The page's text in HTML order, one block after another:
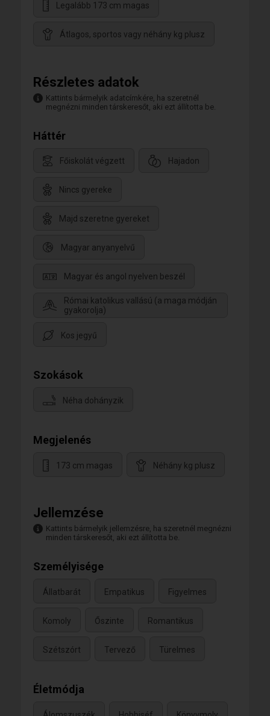
Legalább 173 cm magas
Átlagos, sportos vagy néhány kg plusz
Részletes adatok
Kattints bármelyik adatcímkére, ha szeretnél
megnézni minden társkeresőt, aki ezt állította be.
Háttér
Főiskolát végzett Hajadon
Nincs gyereke
Majd szeretne gyereket
Magyar anyanyelvű
Magyar és angol nyelven beszél
Római katolikus vallású (a maga módján
gyakorolja)
Kos jegyű
Szokások
Néha dohányzik
Megjelenés
173 cm magas Néhány kg plusz
Jellemzése
Kattints bármelyik jellemzésre, ha szeretnél megnézni
minden társkeresőt, aki ezt állította be.
Személyisége
Állatbarát Empatikus Figyelmes
Komoly Őszinte Romantikus
Szétszórt Tervező Türelmes
Életmódja